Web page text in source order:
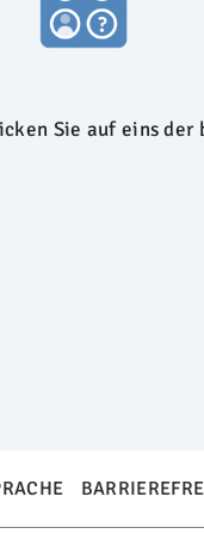
Sie auf eins der